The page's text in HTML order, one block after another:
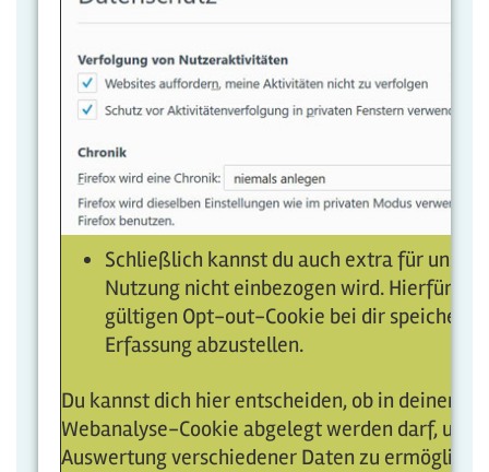
Schließlich kannst du auch extra für unser
Nutzung nicht einbezogen wird. Hierfür
gültigen Opt-out-Cookie bei dir speichern
Erfassung abzustellen.
Du kannst dich hier entscheiden, ob in deinem
Webanalyse-Cookie abgelegt werden darf, um
Auswertung verschiedener Daten zu